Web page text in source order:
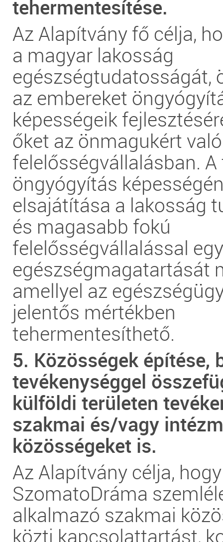
tehermentesítése.
Az Alapítvány fő célja,
a magyar lakosság
egészségtudatosságát,
az embereket
képességeik
őket az önmagukért való
felelősségvállalásban.
öngyógyítás
elsajátítása a lakosság
és magasabb fokú
felelősségvállalással
egészségmagatartását
amellyel az
jelentős mértékben
tehermentesíthető.
5. Közösségek építése,
tevékenységgel
külföldi területen
szakmai és/vagy
közösségeket is.
Az Alapítvány célja,
SzomatoDráma
alkalmazó szakmai
közti kapcsolattartást,